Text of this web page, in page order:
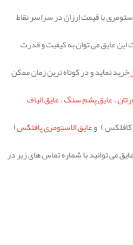
با قیمت ارزان در سراسر نقاط
این عایق می توان به کیفیت و قدرت
خرید نماید و در کوتاه ترین زمان ممکن
،عایق پشم سنگ،عایق الیاف
) – وعایق الاستومری پافلکس(
می توانید با شماره تماس های زیر در